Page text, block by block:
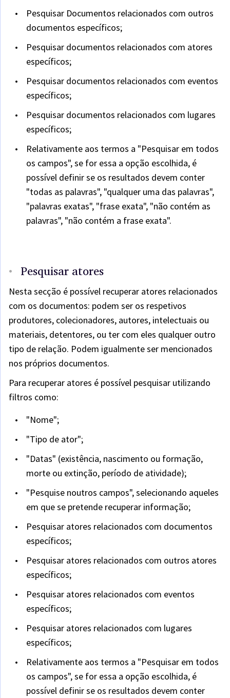
Pesquisar Documentos relacionados com outros
documentos específicos;
Pesquisar documentos relacionados com atores
específicos;
Pesquisar documentos relacionados com eventos
específicos;
Pesquisar documentos relacionados com lugares
específicos;
Relativamente aos termos a "Pesquisar em todos
os campos", se for essa a opção escolhida, é
possível definir se os resultados devem conter
"todas as palavras", "qualquer uma das palavras",
"palavras exatas", "frase exata", "não contém as
palavras", "não contém a frase exata".
Pesquisar atores
Nesta secção é possível recuperar atores relacionados
com os documentos: podem ser os respetivos
produtores, colecionadores, autores, intelectuais ou
materiais, detentores, ou ter com eles qualquer outro
tipo de relação. Podem igualmente ser mencionados
nos próprios documentos.
Para recuperar atores é possível pesquisar utilizando
filtros como:
"Nome";
"Tipo de ator";
"Datas" (existência, nascimento ou formação,
morte ou extinção, período de atividade);
"Pesquise noutros campos", selecionando aqueles
em que se pretende recuperar informação;
Pesquisar atores relacionados com documentos
específicos;
Pesquisar atores relacionados com outros atores
específicos;
Pesquisar atores relacionados com eventos
específicos;
Pesquisar atores relacionados com lugares
específicos;
Relativamente aos termos a "Pesquisar em todos
os campos", se for essa a opção escolhida, é
possível definir se os resultados devem conter